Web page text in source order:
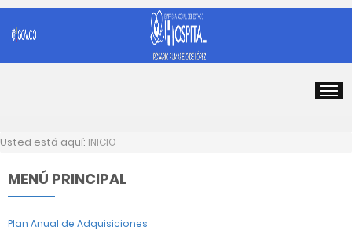
Usted está aquí: INICIO
MENÚ PRINCIPAL
Plan Anual de Adquisiciones